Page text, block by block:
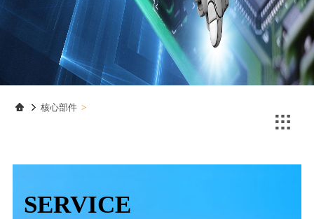
企业人才观
团队风采
联系我们
企业人才观
团队风采
联系我们
辊类型/包胶类型产品
超声波焊机及模具
辊类型/包胶类型产品
超声波焊机及模具
核心部件 >

SERVICE